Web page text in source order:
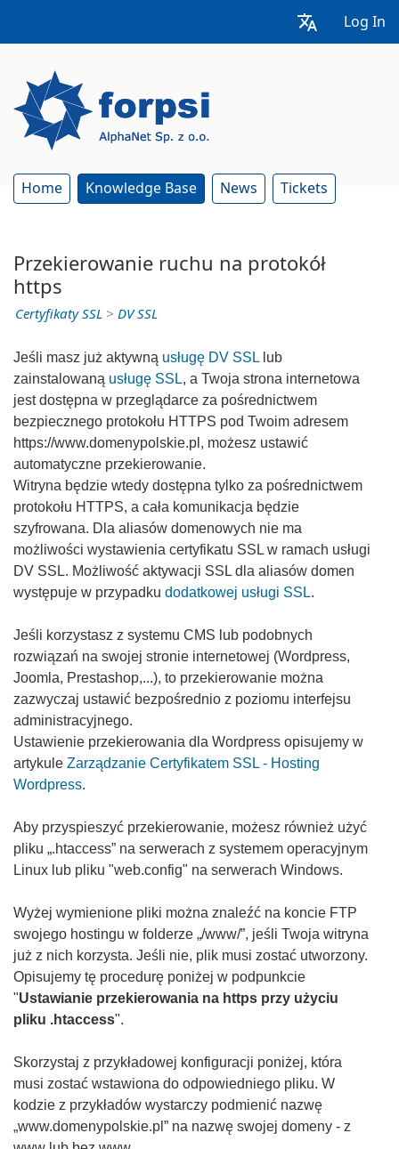
Log In
Home Knowledge Base News Tickets
Przekierowanie ruchu na protokół
https
Certyfikaty SSL > DV SSL
Jeśli masz już aktywną usługę DV SSL lub
zainstalowaną usługę SSL, a Twoja strona internetowa
jest dostępna w przeglądarce za pośrednictwem
bezpiecznego protokołu HTTPS pod Twoim adresem
https://www.domenypolskie.pl, możesz ustawić
automatyczne przekierowanie.
Witryna będzie wtedy dostępna tylko za pośrednictwem
protokołu HTTPS, a cała komunikacja będzie
szyfrowana. Dla aliasów domenowych nie ma
możliwości wystawienia certyfikatu SSL w ramach usługi
DV SSL. Możliwość aktywacji SSL dla aliasów domen
występuje w przypadku dodatkowej usługi SSL.
Jeśli korzystasz z systemu CMS lub podobnych
rozwiązań na swojej stronie internetowej (Wordpress,
Joomla, Prestashop,...), to przekierowanie można
zazwyczaj ustawić bezpośrednio z poziomu interfejsu
administracyjnego.
Ustawienie przekierowania dla Wordpress opisujemy w
artykule Zarządzanie Certyfikatem SSL - Hosting
Wordpress.
Aby przyspieszyć przekierowanie, możesz również użyć
pliku „.htaccess” na serwerach z systemem operacyjnym
Linux lub pliku "web.config" na serwerach Windows.
Wyżej wymienione pliki można znaleźć na koncie FTP
swojego hostingu w folderze „/www/”, jeśli Twoja witryna
już z nich korzysta. Jeśli nie, plik musi zostać utworzony.
Opisujemy tę procedurę poniżej w podpunkcie
"Ustawianie przekierowania na https przy użyciu
pliku .htaccess".
Skorzystaj z przykładowej konfiguracji poniżej, która
musi zostać wstawiona do odpowiedniego pliku. W
kodzie z przykładów wystarczy podmienić nazwę
„www.domenypolskie.pl” na nazwę swojej domeny - z